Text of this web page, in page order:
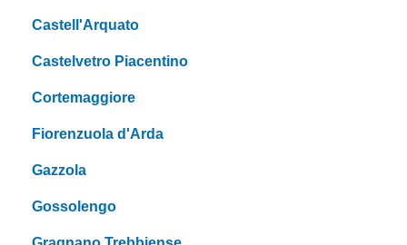
Castell'Arquato
Castelvetro Piacentino
Cortemaggiore
Fiorenzuola d'Arda
Gazzola
Gossolengo